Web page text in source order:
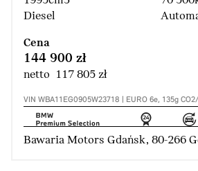
Diesel
Cena
144 900 zł
netto 117 805 zł
VIN WBA11EG0905W23718 | EURO 6e, 135g
Bawaria Motors Gdańsk, 80-266